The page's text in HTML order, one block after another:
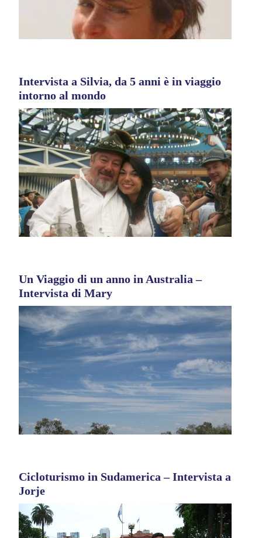
Intervista a Silvia, da 5 anni è in viaggio
intorno al mondo
Un Viaggio di un anno in Australia –
Intervista di Mary
Cicloturismo in Sudamerica – Intervista a
Jorje